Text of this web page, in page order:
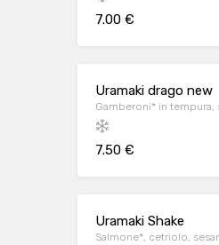
7.00 €
Uramaki drago new
Gamberoni* in
7.50 €
Uramaki Shake
Salmone*, cetriolo,